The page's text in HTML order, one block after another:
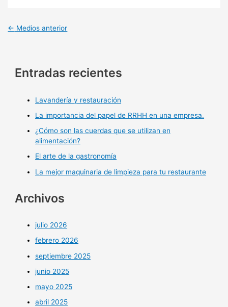
← Medios anterior
Entradas recientes
Lavandería y restauración
La importancia del papel de RRHH en una empresa.
¿Cómo son las cuerdas que se utilizan en
alimentación?
El arte de la gastronomía
La mejor maquinaria de limpieza para tu restaurante
Archivos
julio 2026
febrero 2026
septiembre 2025
junio 2025
mayo 2025
abril 2025